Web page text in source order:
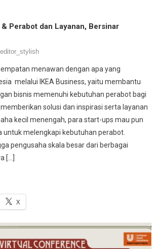
Perabot dan Layanan, Bersinar
editor_stylish
menawan dengan apa yang
melalui IKEA Business, yaitu membantu
bisnis memenuhi kebutuhan perabot bagi
solusi dan inspirasi serta layanan
kecil menengah, para start-ups mau pun
untuk melengkapi kebutuhan perabot.
pengusaha skala besar dari berbagai
[…]
X